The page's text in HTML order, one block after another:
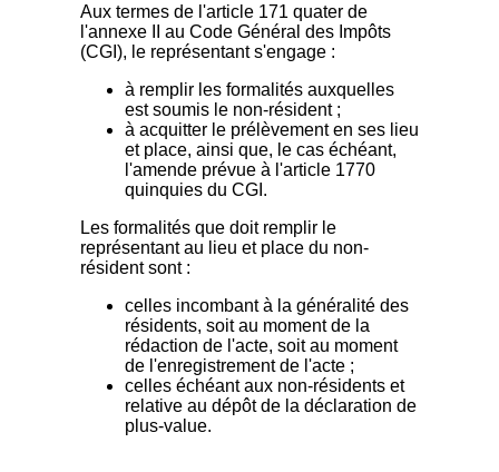
Aux termes de l'article 171 quater de
l'annexe II au Code Général des Impôts
(CGI), le représentant s'engage :
à remplir les formalités auxquelles
est soumis le non-résident ;
à acquitter le prélèvement en ses lieu
et place, ainsi que, le cas échéant,
l'amende prévue à l'article 1770
quinquies du CGI.
Les formalités que doit remplir le
représentant au lieu et place du non-
résident sont :
celles incombant à la généralité des
résidents, soit au moment de la
rédaction de l'acte, soit au moment
de l'enregistrement de l'acte ;
celles échéant aux non-résidents et
relative au dépôt de la déclaration de
plus-value.